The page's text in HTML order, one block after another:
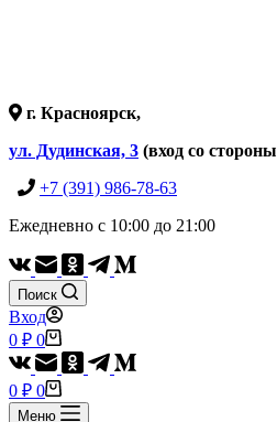
г. Красноярск,
ул. Дудинская, 3 (вход со
+7 (391) 986-78-63
Ежедневно с 10:00 до 21:00
Поиск
Вход
Корзина
0 ₽ 0
Корзина
0 ₽ 0
Меню